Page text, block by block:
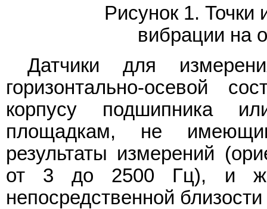
Рисунок 1. Точки
вибрации на
Датчики для
горизонтально-осевой
корпусу подшипника
площадкам, не
результаты измерений
от 3 до 2500 Гц), и
непосредственной